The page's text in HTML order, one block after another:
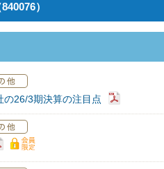
）
の26/3期決算の注目点